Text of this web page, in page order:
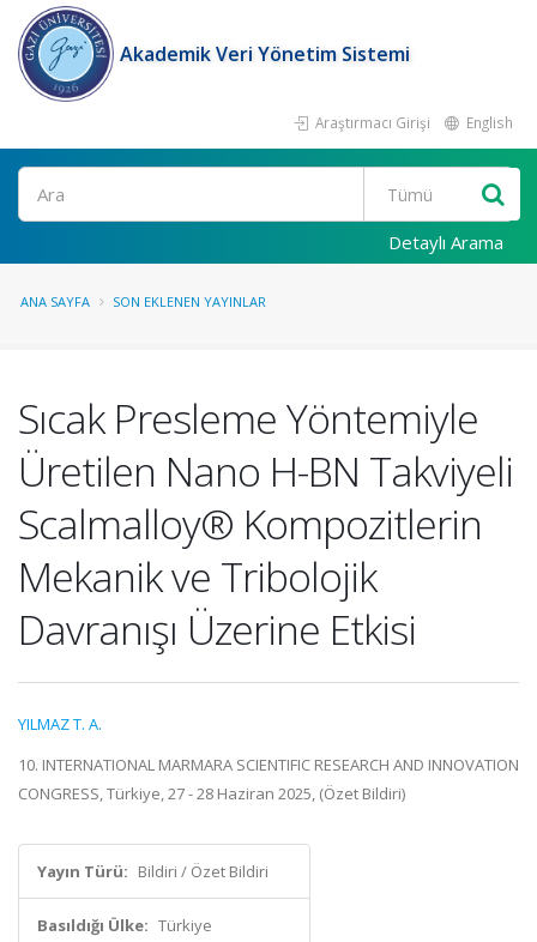
Akademik Veri Yönetim Sistemi
Araştırmacı Girişi English
Ara
Detaylı Arama
ANA SAYFA SON EKLENEN YAYINLAR
Sıcak Presleme Yöntemiyle
Üretilen Nano H-BN Takviyeli
Scalmalloy® Kompozitlerin
Mekanik ve Tribolojik
Davranışı Üzerine Etkisi
YILMAZ T. A.
10. INTERNATIONAL MARMARA SCIENTIFIC RESEARCH AND INNOVATION
CONGRESS, Türkiye, 27 - 28 Haziran 2025, (Özet Bildiri)
Yayın Türü: Bildiri / Özet Bildiri
Basıldığı Ülke: Türkiye